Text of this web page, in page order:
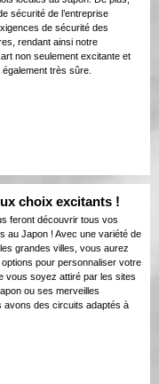
sécurité de l’entreprise
de sécurité des
rendant ainsi notre
non seulement excitante et
très sûre.
choix excitants !
feront découvrir tous vos
au Japon ! Avec une variété de
grandes villes, vous aurez
pour personnaliser votre
vous soyez attiré par les sites
ou ses merveilles
avons des circuits adaptés à